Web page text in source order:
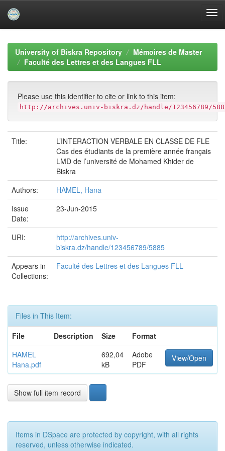
navigationUniversity of Biskra Repository
Mémoires de Master
Faculté des Lettres et des Langues FLL
Please use this identifier to cite or link to this item:
http://archives.univ-biskra.dz/handle/123456789/
Title:
L’INTERACTION VERBALE EN CLASSE DE FLE
Cas des étudiants de la première année français
LMD de l’université de Mohamed Khider de
Biskra
Authors:
HAMEL, Hana
Issue
Date:
23-Jun-2015
URI:
http://archives.univ-
biskra.dz/handle/123456789/5885
Appears in
Collections:
Faculté des Lettres et des Langues FLL
Files in This Item:
File
Description Size
Format
HAMEL
Hana.pdf
692,04
kB
Adobe
PDF
View/Open
Show full item record
Items in DSpace are protected by copyright, with all rights
reserved, unless otherwise indicated.